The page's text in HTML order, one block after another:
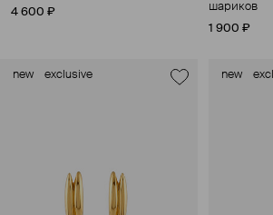
4 600 ₽
шариков
1 900 ₽
new exclusive new